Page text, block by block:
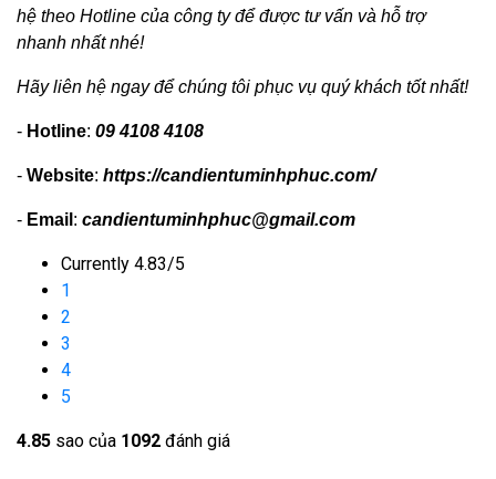
hệ theo Hotline của công ty để được tư vấn và hỗ trợ
nhanh nhất nhé!
Hãy liên hệ ngay để chúng tôi phục vụ quý khách tốt nhất!
- Hotline: 09 4108 4108
- Website: https://candientuminhphuc.com/
- Email : candientuminhphuc@gmail.com
Currently 4.83/5
1
2
3
4
5
4.85 sao của 1092 đánh giá